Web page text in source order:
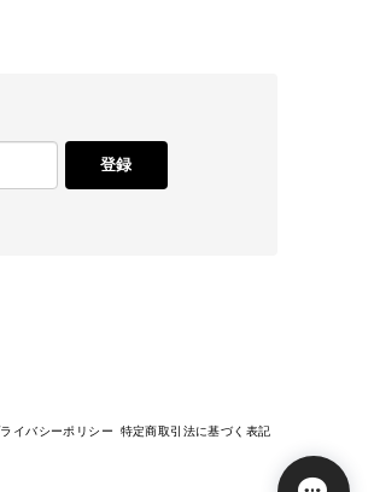
登録
イバシーポリシー 特定商取引法に基づく表記